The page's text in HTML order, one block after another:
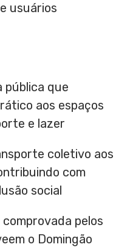
usuários
pública que
aos espaços
e lazer
coletivo aos
com
social
pelos
o Domingão